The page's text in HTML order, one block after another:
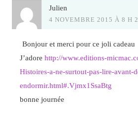
Julien
4 NOVEMBRE 2015 À 8 H
Bonjour et merci pour ce joli cadeau
J’adorehttp://www.editions-
Histoires-a-ne-surtout-pas-lire-avant-
endormir.html#.Vjmx1SsaBtg
bonne journée